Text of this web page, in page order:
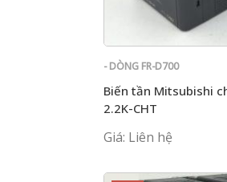
- DÒNG FR-D700
Biến tần Mitsubishi
2.2K-CHT
Giá: Liên hệ